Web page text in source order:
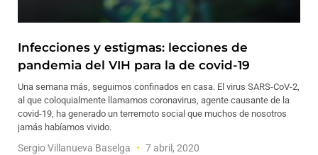
Infecciones y estigmas: lecciones de
pandemia del VIH para la de covid-19
Una semana más, seguimos confinados en casa. El virus SARS-CoV-2,
al que coloquialmente llamamos coronavirus, agente causante de la
covid-19, ha generado un terremoto social que muchos de nosotros
jamás habíamos vivido.
Sergio Villanueva Baselga 7 abril, 2020